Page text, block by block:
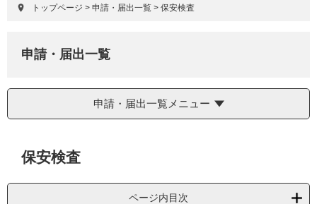
象
トップページ > 申請・届出一覧 > 保安検査
申請・届出一覧
申請・届出一覧メニュー
保安検査
ページ内目次